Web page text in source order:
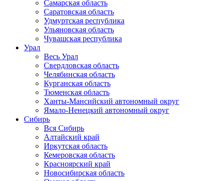
Самарская область
Саратовская область
Удмуртская республика
Ульяновская область
Чувашская республика
Урал
Весь Урал
Свердловская область
Челябинская область
Курганская область
Тюменская область
Ханты-Мансийский автономный округ
Ямало-Ненецкий автономный округ
Сибирь
Вся Сибирь
Алтайский край
Иркутская область
Кемеровская область
Красноярский край
Новосибирская область